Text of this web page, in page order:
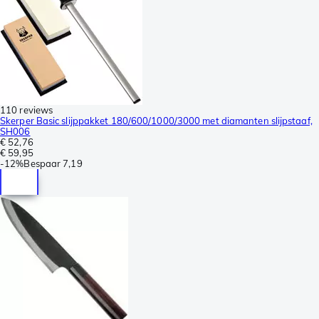
110 reviews
Skerper Basic slijppakket 180/600/1000/3000 met diamanten slijpstaaf,
SH006
€ 52,76
€ 59,95
-12%Bespaar 7,19